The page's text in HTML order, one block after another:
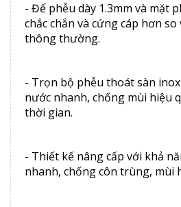
- Đế phễu dày 1.3mm và mặt
chắc chắn và cứng cáp hơn so
thông thường.
- Trọn bộ phễu thoát sàn
nước nhanh, chống mùi hiệu
thời gian.
- Thiết kế nâng cấp với khả
nhanh, chống côn trùng, mùi